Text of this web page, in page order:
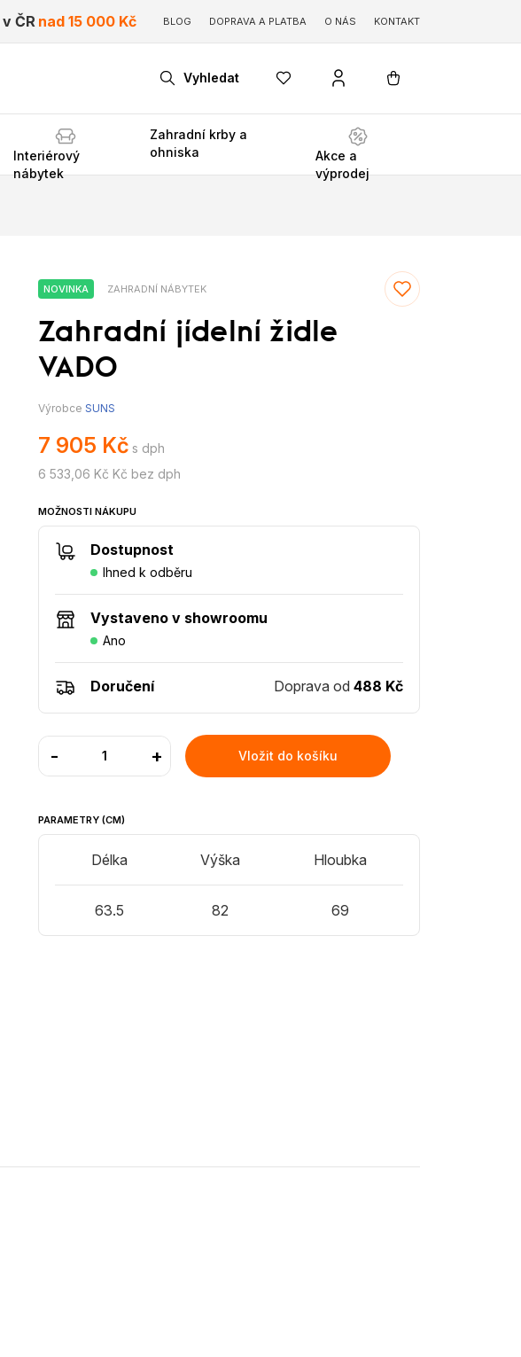
v ČR nad 15 000 Kč BLOG DOPRAVA A PLATBA O NÁS KONTAKT
Vyhledat
Interiérový
nábytek
Zahradní krby a
ohniska
Akce a
výprodej
NOVINKA ZAHRADNÍ NÁBYTEK
Zahradní jídelní židle
VADO
Výrobce SUNS
7 905 Kč s dph
6 533,06 Kč Kč bez dph
MOŽNOSTI NÁKUPU
Dostupnost
Ihned k odběru
Vystaveno v showroomu
Ano
Doručení Doprava od 488 Kč
- + Vložit do košíku
PARAMETRY (CM)
Délka
63.5
Výška
82
Hloubka
69